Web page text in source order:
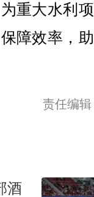
重大水利
障效率，
责任编
酒